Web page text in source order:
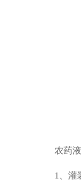
农药
1、灌